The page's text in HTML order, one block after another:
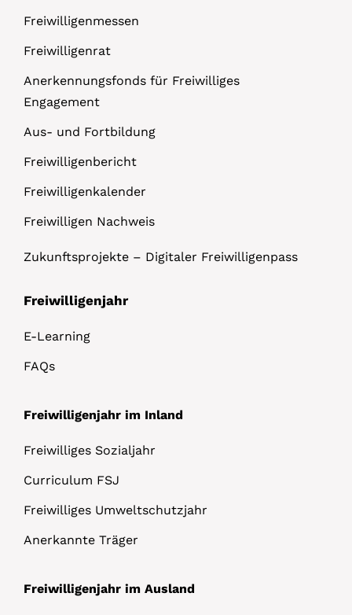
Freiwilligenmessen
Freiwilligenrat
Anerkennungsfonds für Freiwilliges
Engagement
Aus- und Fortbildung
Freiwilligenbericht
Freiwilligenkalender
Freiwilligen Nachweis
Zukunftsprojekte – Digitaler Freiwilligenpass
Freiwilligenjahr
E-Learning
FAQs
Freiwilligenjahr im Inland
Freiwilliges Sozialjahr
Curriculum FSJ
Freiwilliges Umweltschutzjahr
Anerkannte Träger
Freiwilligenjahr im Ausland